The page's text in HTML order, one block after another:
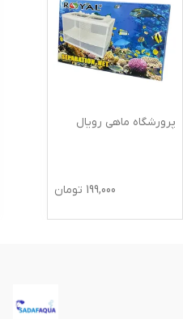
پرورشگاه ماهی رویال
199,000 تومان